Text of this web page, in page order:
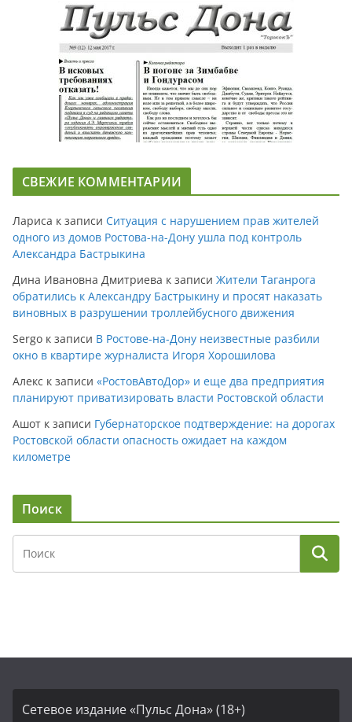
СВЕЖИЕ КОММЕНТАРИИ
Лариса к записи Ситуация с нарушением прав жителей
одного из домов Ростова-на-Дону ушла под контроль
Александра Бастрыкина
Дина Ивановна Дмитриева к записи Жители Таганрога
обратились к Александру Бастрыкину и просят наказать
виновных в разрушении троллейбусного движения
Sergo к записи В Ростове-на-Дону неизвестные разбили
окно в квартире журналиста Игоря Хорошилова
Алекс к записи «РостовАвтоДор» и еще два предприятия
планируют приватизировать власти Ростовской области
Ашот к записи Губернаторское подтверждение: на дорогах
Ростовской области опасность ожидает на каждом
километре
Поиск
Сетевое издание «Пульс Дона» (18+)